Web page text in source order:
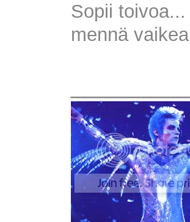
Sopii
mennä